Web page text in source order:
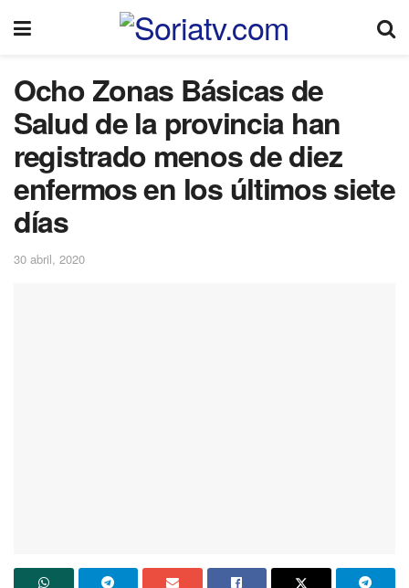
Ocho Zonas Básicas de
Salud de la provincia han
registrado menos de diez
enfermos en los últimos siete
días
30 abril, 2020